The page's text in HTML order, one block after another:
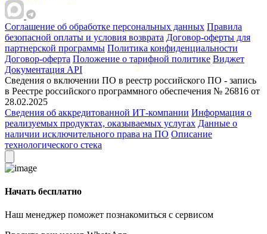
Соглашение об обработке персональных данных Правила
безопасной оплаты и условия возврата Договор-оферты для
партнерской программы Политика конфиденциальности
Договор-оферта Положение о тарифной политике Виджет
Документация API
Сведения о включении ПО в реестр российского ПО - запись
в Реестре российского программного обеспечения № 26816 от
28.02.2025
Сведения об аккредитованной ИТ-компании Информация о
реализуемых продуктах, оказываемых услугах Данные о
наличии исключительного права на ПО Описание
технологического стека
Начать бесплатно
Наш менеджер поможет познакомиться с сервисом